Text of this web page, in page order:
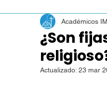
Frente a la
Pensamiento Social Cristiano
¿Son
Académicos
Actualizado: 23 mar